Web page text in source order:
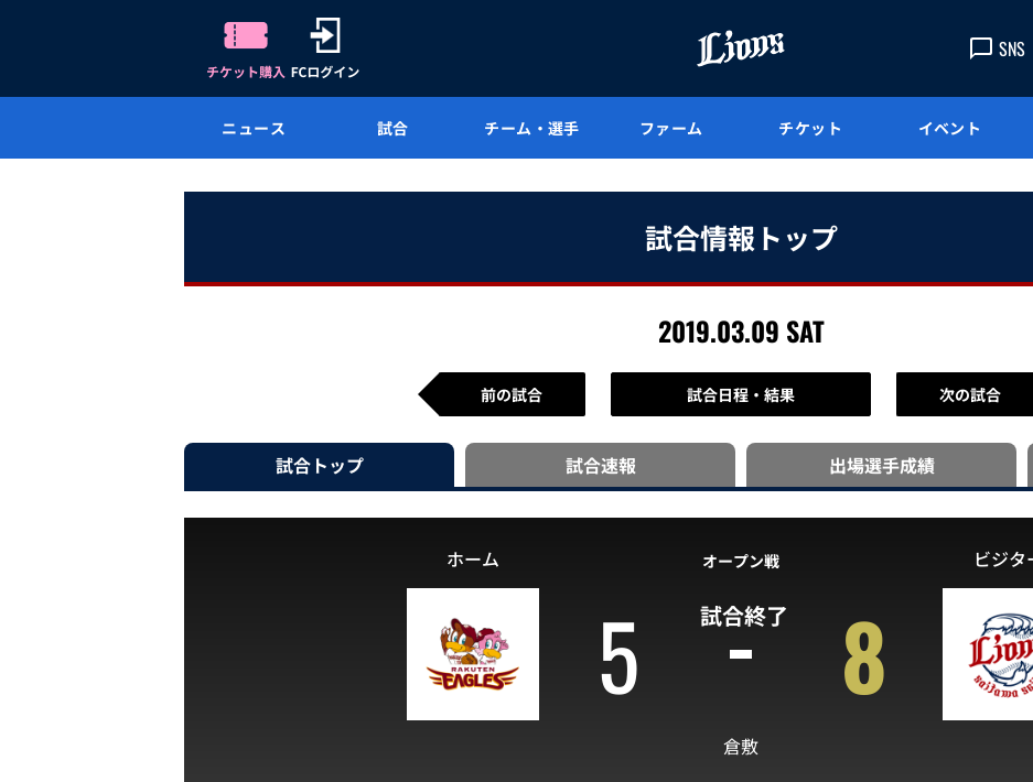
SNS
ニュース 試合 チーム・選手 ファーム チケット イベント
試合情報トップ
2019.03.09 SAT
前の試合 試合日程・結果 次の試合
試合トップ 試合速報 出場選手成績
オープン戦
試合終了
ホーム
5 8
ビジタ
倉敷